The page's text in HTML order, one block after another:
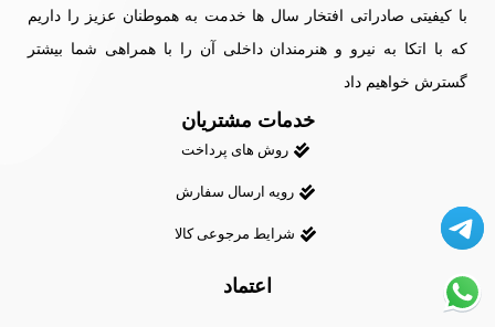
با کیفیتی صادراتی افتخار سال ها خدمت به هموطنان عزیز را داریم
که با اتکا به نیرو و هنرمندان داخلی آن را با همراهی شما بیشتر
گسترش خواهیم داد
خدمات مشتریان
روش های پرداخت
رویه ارسال سفارش
شرایط مرجوعی کالا
اعتماد